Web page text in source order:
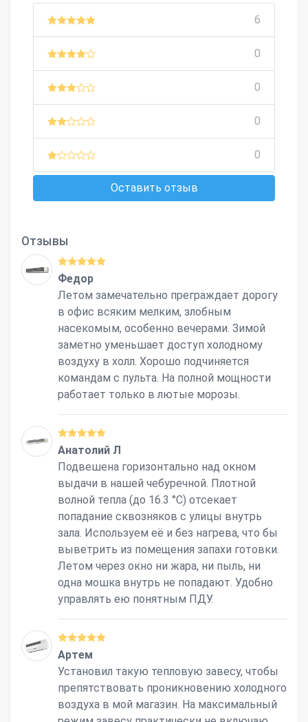
6
0
0
0
0
Оставить отзыв
Отзывы
Федор
Летом замечательно преграждает дорогу
в офис всяким мелким, злобным
насекомым, особенно вечерами. Зимой
заметно уменьшает доступ холодному
воздуху в холл. Хорошо подчиняется
командам с пульта. На полной мощности
работает только в лютые морозы.
Анатолий Л
Подвешена горизонтально над окном
выдачи в нашей чебуречной. Плотной
волной тепла (до 16.3 °С) отсекает
попадание сквозняков с улицы внутрь
зала. Используем её и без нагрева, что бы
выветрить из помещения запахи готовки.
Летом через окно ни жара, ни пыль, ни
одна мошка внутрь не попадают. Удобно
управлять ею понятным ПДУ.
Артем
Установил такую тепловую завесу, чтобы
препятствовать проникновению холодного
воздуха в мой магазин. На максимальный